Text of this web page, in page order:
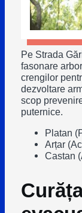
Pe Strada
fasonare
crengilor
dezvoltare
scop
puternice.
Platan
Arțar
Castan